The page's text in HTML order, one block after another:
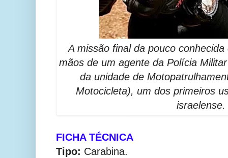
A missão final da pouco
mãos de um agente da Polícia
da unidade de
Motocicleta), um dos primeiros
israelense.
FICHA TÉCNICA
Tipo: Carabina.